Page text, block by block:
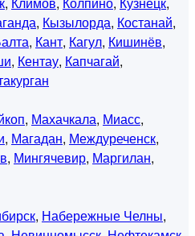
, Кызылорда, Костанай,
, Кант, Кагул, Кишинёв,
, Кентау, Капчагай,
, Махачкала, Миасс,
, Магадан, Междуреченск,
, Мингячевир, Маргилан,
, Набережные Челны,